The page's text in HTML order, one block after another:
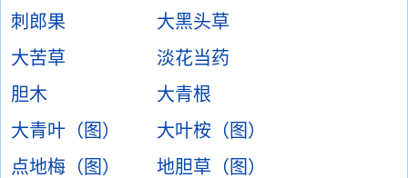
刺郎果
大黑头草
大苦草
淡花当药
胆木
大青根
大青叶（图）
大叶桉（图）
点地梅（图）
地胆草（图）